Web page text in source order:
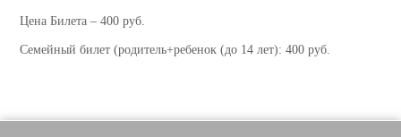
Цена Билета – 400 руб.
Семейный билет (родитель+ребенок (до 14 лет): 400 руб.